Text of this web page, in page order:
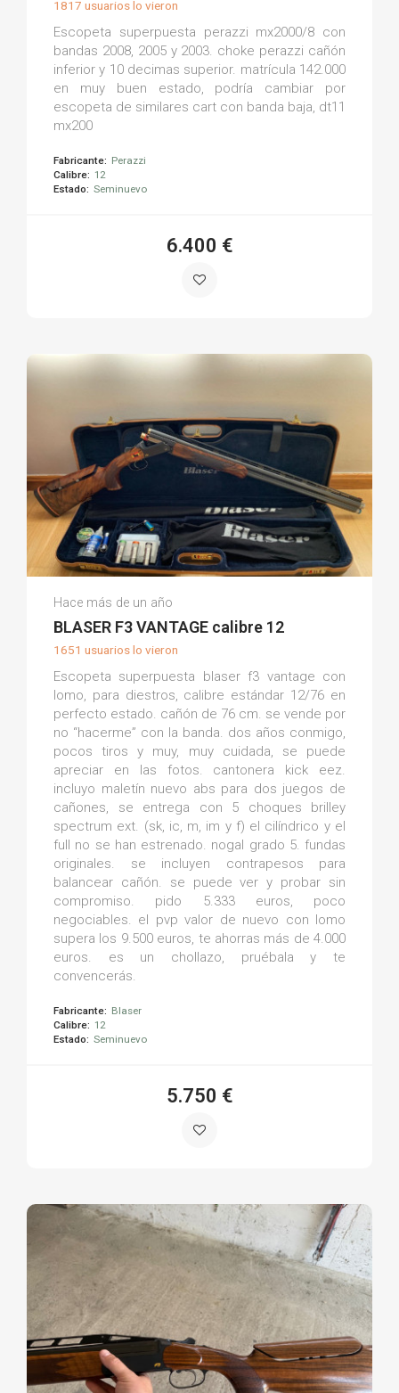
1817 usuarios lo vieron
Escopeta superpuesta perazzi mx2000/8 con
bandas 2008, 2005 y 2003. choke perazzi cañón
inferior y 10 decimas superior. matrícula 142.000
en muy buen estado, podría cambiar por
escopeta de similares cart con banda baja, dt11
mx200
Fabricante: Perazzi
Calibre: 12
Estado: Seminuevo
6.400 €
Vicente V.
(0)
Hace más de un año
BLASER F3 VANTAGE calibre 12
1651 usuarios lo vieron
Escopeta superpuesta blaser f3 vantage con
lomo, para diestros, calibre estándar 12/76 en
perfecto estado. cañón de 76 cm. se vende por
no “hacerme” con la banda. dos años conmigo,
pocos tiros y muy, muy cuidada, se puede
apreciar en las fotos. cantonera kick eez.
incluyo maletín nuevo abs para dos juegos de
cañones, se entrega con 5 choques brilley
spectrum ext. (sk, ic, m, im y f) el cilíndrico y el
full no se han estrenado. nogal grado 5. fundas
originales. se incluyen contrapesos para
balancear cañón. se puede ver y probar sin
compromiso. pido 5.333 euros, poco
negociables. el pvp valor de nuevo con lomo
supera los 9.500 euros, te ahorras más de 4.000
euros. es un chollazo, pruébala y te
convencerás.
Fabricante: Blaser
Calibre: 12
Estado: Seminuevo
5.750 €